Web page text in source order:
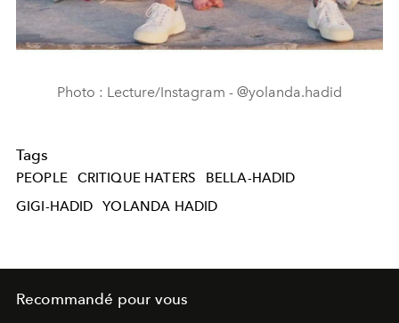
Photo : Lecture/Instagram - @yolanda.hadid
Tags
PEOPLE CRITIQUE HATERS
BELLA-HADID
GIGI-HADID
YOLANDA HADID
Recommandé pour vous